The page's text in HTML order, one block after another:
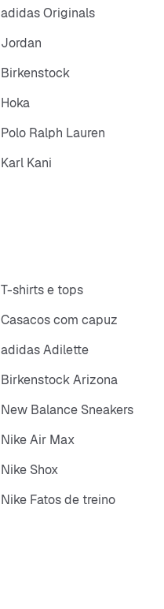
adidas Originals
Jordan
Birkenstock
Hoka
Polo Ralph Lauren
Karl Kani
T-shirts e tops
Casacos com capuz
adidas Adilette
Birkenstock Arizona
New Balance Sneakers
Nike Air Max
Nike Shox
Nike Fatos de treino